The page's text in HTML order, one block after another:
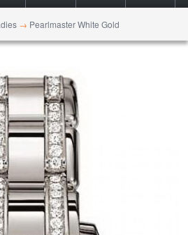
→ Pearlmaster White Gold